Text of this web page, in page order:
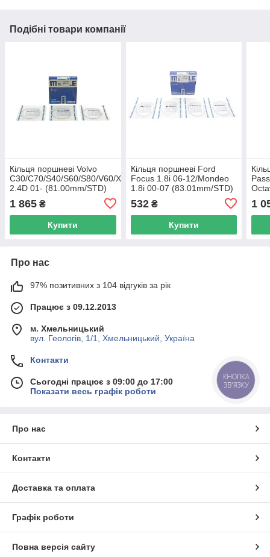
Подібні товари компанії
Кільця поршневі Volvo
C30/C70/S40/S60/S80/V60/XC60/XC70/XC90
2.4D 01- (81.00mm/STD)
(2-1.75-2) 038 64 N0 UA62
1 865 ₴
Купити
Кільця поршневі Ford
Focus 1.8i 06-12/Mondeo
1.8i 00-07 (83.01mm/STD)
(1.2-1.2-2.5) MAHLE 015
68 N0 UA62
532₴
Купити
1
Про нас
97% позитивних з 104 відгуків за рік
Працює з 09.12.2013
м. Хмельницький
вул. Геологів, 1/1, Хмельницький, Україна
Контакти
Сьогодні працює з 09:00 до 17:00
Показати весь графік роботи
Про нас
Контакти
Доставка та оплата
Графік роботи
Повна версія сайту
КНОПКА
ЗВ'ЯЗКУ